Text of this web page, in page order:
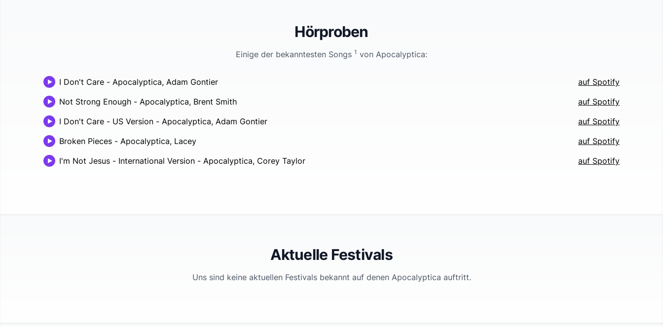
Hörproben
Einige der bekanntesten Songs 1 von Apocalyptica:
I Don't Care - Apocalyptica, Adam Gontier
auf Spotify
Not Strong Enough - Apocalyptica, Brent Smith
auf Spotify
I Don't Care - US Version - Apocalyptica, Adam Gontier
auf Spotify
Broken Pieces - Apocalyptica, Lacey
auf Spotify
I'm Not Jesus - International Version - Apocalyptica, Corey Taylor auf Spotify
Aktuelle Festivals
Uns sind keine aktuellen Festivals bekannt auf denen Apocalyptica auftritt.